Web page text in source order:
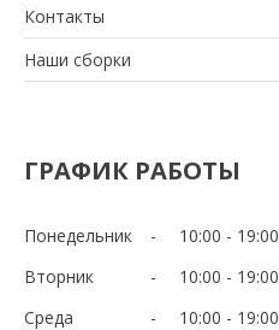
Контакты
Наши сборки
ГРАФИК РАБОТЫ
Понедельник 10:00
19:00
Вторник
10:00
19:00
Среда
10:00
19:00